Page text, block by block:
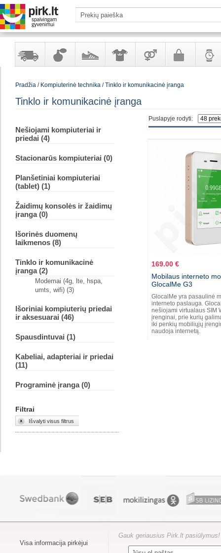
Yra
Kvepalai
kosmetika
AvalynėApranga
aksesuarai
Prekės
suaugusiems
Galanterija
Pradžia/ Kompiuterinė technika/Tinklo ir komunikacinė įranga
Tinklo ir komunikacinė įranga
Puslapyje rodyti:
Nešiojami kompiuteriai ir
priedai (4)
Stacionarūs kompiuteriai (0)
Planšetiniai kompiuteriai
(tablet) (1)
Žaidimų konsolės ir žaidimų
įranga (0)
Išorinės duomenų
laikmenos (8)
Tinklo ir komunikacinė
įranga (2)
Modemai (4g, lte, hspa,
umts, wifi) (3)
Išoriniai kompiuterių priedai
ir aksesuarai (46)
Spausdintuvai (1)
Kabeliai, adapteriai ir priedai
(11)
Programinė įranga (0)
Filtrai
Išvalyti visus filtrus
169.00 €
Mobilaus interneto
GlocalMe G3
GlocalMe yra pasaulinė
interneto paslauga.
nešiojami virtualaus SIM
įrenginai, prie kurių
iki penkių mobiliųjų
naudoja internetą.
Visa informacija pirkėjui
Gauk geriausius Pirk.lt pasiūlymus!